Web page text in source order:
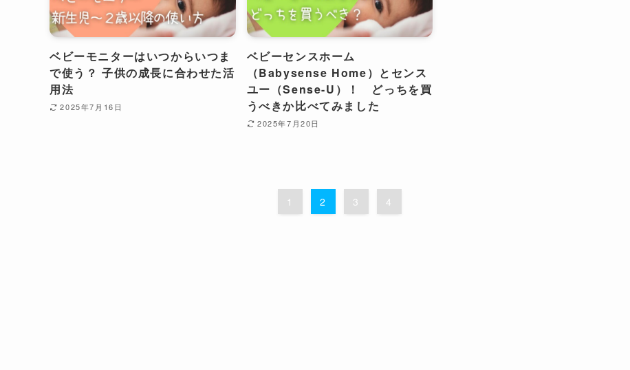
ベビーモニターはいつからいつま
で使う？ 子供の成長に合わせた活
用法
2025年7月16日
ベビーセンスホーム
（Babysense Home）とセンス
ユー（Sense-U）！ どっちを買
うべきか比べてみました
2025年7月20日
1 2 3 4